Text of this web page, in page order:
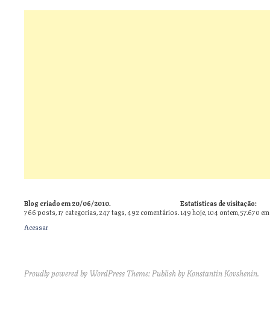
Blog criado em 20/06/2010.
766posts,17 categorias,247tags,492comentários.
Estatísticas de visitação:
149 hoje, 104 ontem, 57.670
Acessar
Proudly powered by WordPress Theme: Publish byKonstantin Kovshenin.